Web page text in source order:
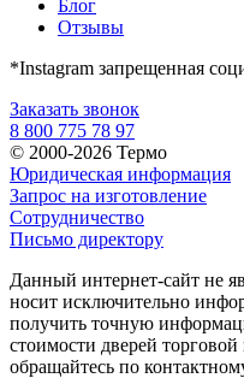
Блог
Отзывы
*Instagram запрещенная
Заказать звонок
8 800 775 78 97
© 2000-2026 Термо
Юридическая информация
Запрос на изготовление
Сотрудничество
Письмо директору
Данный интернет-сайт не
носит исключительно
получить точную
стоимости дверей
обращайтесь по